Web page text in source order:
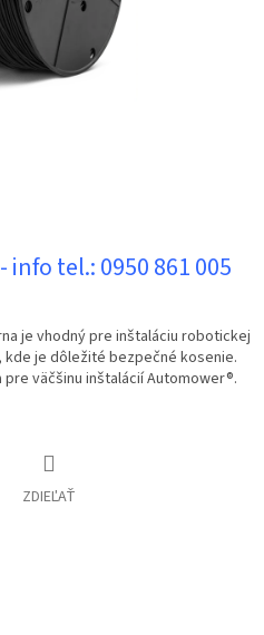
tel.: 0950 861 005
je vhodný pre inštaláciu robotickej
je dôležité bezpečné kosenie.
väčšinu inštalácií Automower®.
ZDIEĽAŤ